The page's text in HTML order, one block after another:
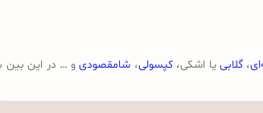
، گلابی یا اشکی،کپسولی، شامقصودیو … در این